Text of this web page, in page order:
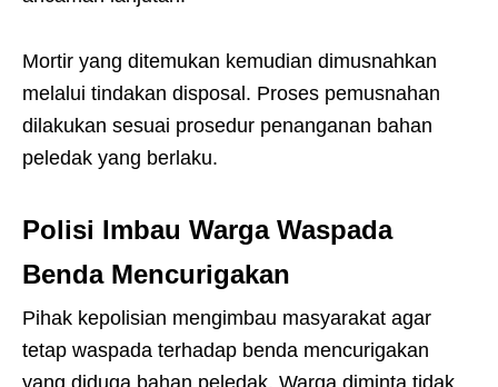
Mortir yang ditemukan kemudian dimusnahkan
melalui tindakan disposal. Proses pemusnahan
dilakukan sesuai prosedur penanganan bahan
peledak yang berlaku.
Polisi Imbau Warga Waspada
Benda Mencurigakan
Pihak kepolisian mengimbau masyarakat agar
tetap waspada terhadap benda mencurigakan